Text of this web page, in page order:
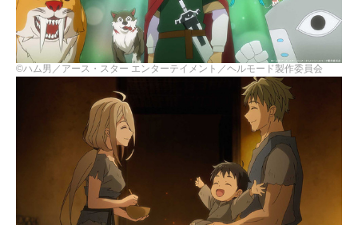
©ハム男／アース・スター エンターテイメント／ヘルモード製作委員会